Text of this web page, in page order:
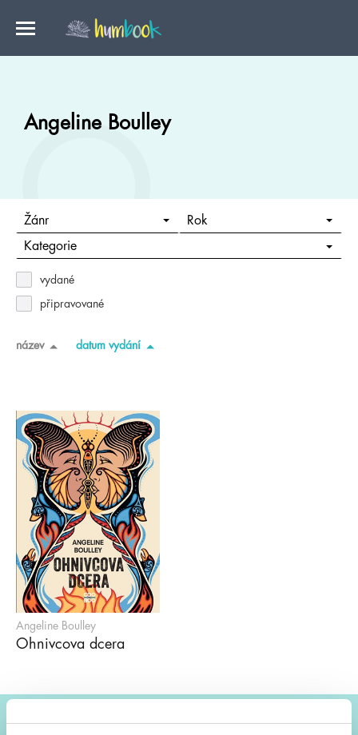
Angeline Boulley
Žánr Rok
Kategorie
vydané
připravované
název datum vydání
Angeline Boulley
Ohnivcova dcera